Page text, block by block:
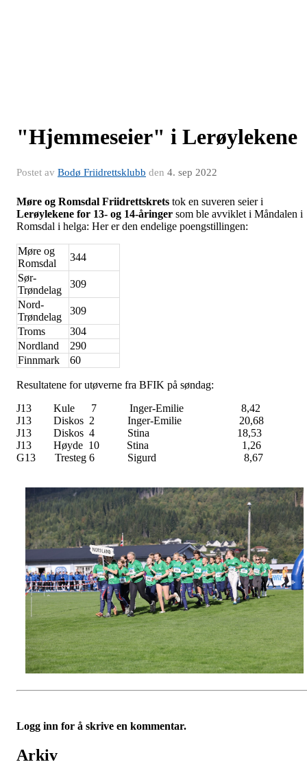
"Hjemmeseier" i Lerøylekene
Postet av Bodø Friidrettsklubb den 4. sep 2022
Møre og Romsdal Friidrettskrets tok en suveren seier i
Lerøylekene for 13- og 14-åringer som ble avviklet i Måndalen i
Romsdal i helga: Her er den endelige poengstillingen:
Møre og
Romsdal
344
Sør-
Trøndelag
309
Nord-
Trøndelag
309
Troms
304
Nordland
290
Finnmark
60
Resultatene for utøverne fra BFIK på søndag:
J13 Kule 7 Inger-Emilie 8,42
J13 Diskos 2 Inger-Emilie 20,68
J13 Diskos 4 Stina 18,53
J13 Høyde 10 Stina 1,26
G13 Tresteg 6 Sigurd 8,67
Logg inn for å skrive en kommentar.
Arkiv